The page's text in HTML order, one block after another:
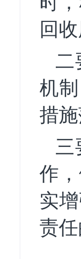
回
二
机
措施
三
作
实
责